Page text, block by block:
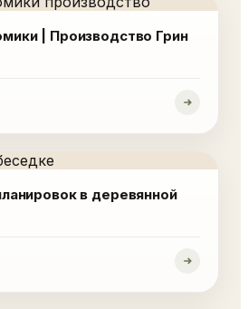
| Производство Грин
в деревянной